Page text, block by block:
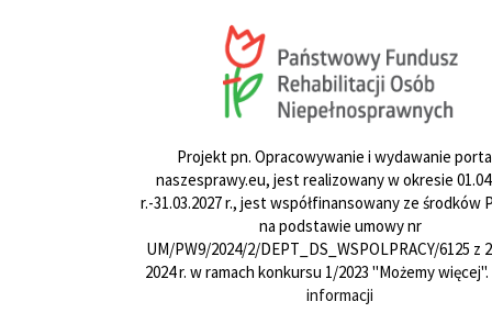
Projekt pn. Opracowywanie i wydawanie
naszesprawy.eu, jest realizowany w okresie
r.-31.03.2027 r., jest współfinansowany ze środków
na podstawie umowy nr
UM/PW9/2024/2/DEPT_DS_WSPOLPRACY/6125 z
2024 r. w ramach konkursu 1/2023 "Możemy więcej".
informacji